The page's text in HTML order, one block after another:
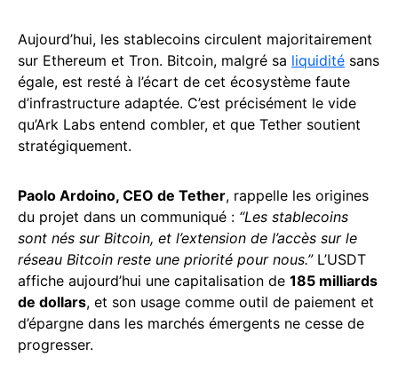
Aujourd’hui, les stablecoins circulent majoritairement
sur Ethereum et Tron. Bitcoin, malgré sa liquidité sans
égale, est resté à l’écart de cet écosystème faute
d’infrastructure adaptée. C’est précisément le vide
qu’Ark Labs entend combler, et que Tether soutient
stratégiquement.
Paolo Ardoino, CEO de Tether, rappelle les origines
du projet dans un communiqué : “Les stablecoins
sont nés sur Bitcoin, et l’extension de l’accès sur le
réseau Bitcoin reste une priorité pour nous.”L’USDT
affiche aujourd’hui une capitalisation de 185 milliards
de dollars, et son usage comme outil de paiement et
d’épargne dans les marchés émergents ne cesse de
progresser.